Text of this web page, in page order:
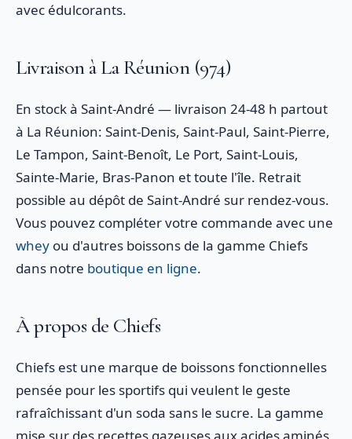
avec édulcorants.
Livraison à La Réunion (974)
En stock à Saint-André — livraison 24-48 h partout
à La Réunion: Saint-Denis, Saint-Paul, Saint-Pierre,
Le Tampon, Saint-Benoît, Le Port, Saint-Louis,
Sainte-Marie, Bras-Panon et toute l'île. Retrait
possible au dépôt de Saint-André sur rendez-vous.
Vous pouvez compléter votre commande avec une
whey ou d'autres boissons de la gamme Chiefs
dans notre boutique en ligne.
À propos de Chiefs
Chiefs est une marque de boissons fonctionnelles
pensée pour les sportifs qui veulent le geste
rafraîchissant d'un soda sans le sucre. La gamme